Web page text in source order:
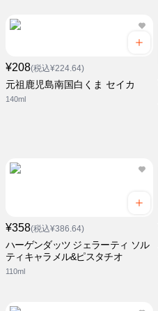
¥208(税込¥224.64)
元祖鹿児島南国白くま セイカ
140ml
¥358(税込¥386.64)
ハーゲンダッツ ジェラーティ ソル
ティキャラメル&ピスタチオ
110ml